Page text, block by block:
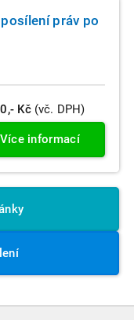
práv po
Kč (vč. DPH)
Více informací